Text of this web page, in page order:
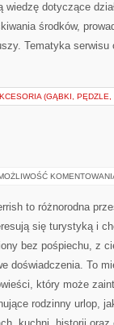
dotyczące
środków,
Tematyka
(GĄBKI, PĘDZLE,
to różnorodna
się turystyką i
bez pośpiechu, z
doświadczenia. To
który może
rodzinny urlop,